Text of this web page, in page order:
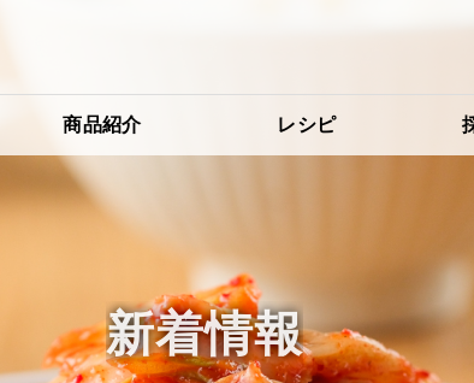
商品紹介 レシピ
新着情報